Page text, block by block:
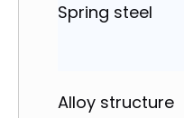
Spring steel
Alloy structure